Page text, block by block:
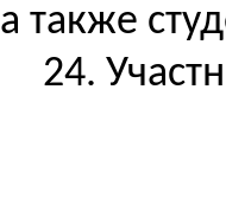
а также
24.